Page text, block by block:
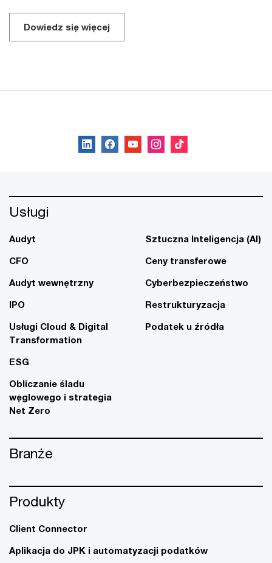
Dowiedz się więcej
Usługi
Audyt
CFO
Audyt wewnętrzny
IPO
Usługi Cloud & Digital
Transformation
ESG
Obliczanie śladu
węglowego i strategia
Net Zero
Sztuczna Inteligencja (AI)
Ceny transferowe
Cyberbezpieczeństwo
Restrukturyzacja
Podatek u źródła
Branże
Produkty
Client Connector
Aplikacja do JPK i automatyzacji podatków